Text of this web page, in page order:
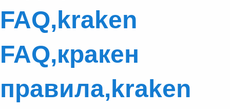
FAQ,kraken
FAQ,кракен
правила,kraken